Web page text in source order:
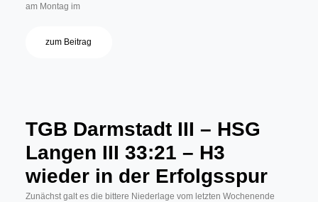
am Montag im
zum Beitrag
TGB Darmstadt III – HSG
Langen III 33:21 – H3
wieder in der Erfolgsspur
Zunächst galt es die bittere Niederlage vom letzten Wochenende